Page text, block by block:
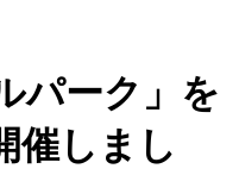
パーク」を
催しまし